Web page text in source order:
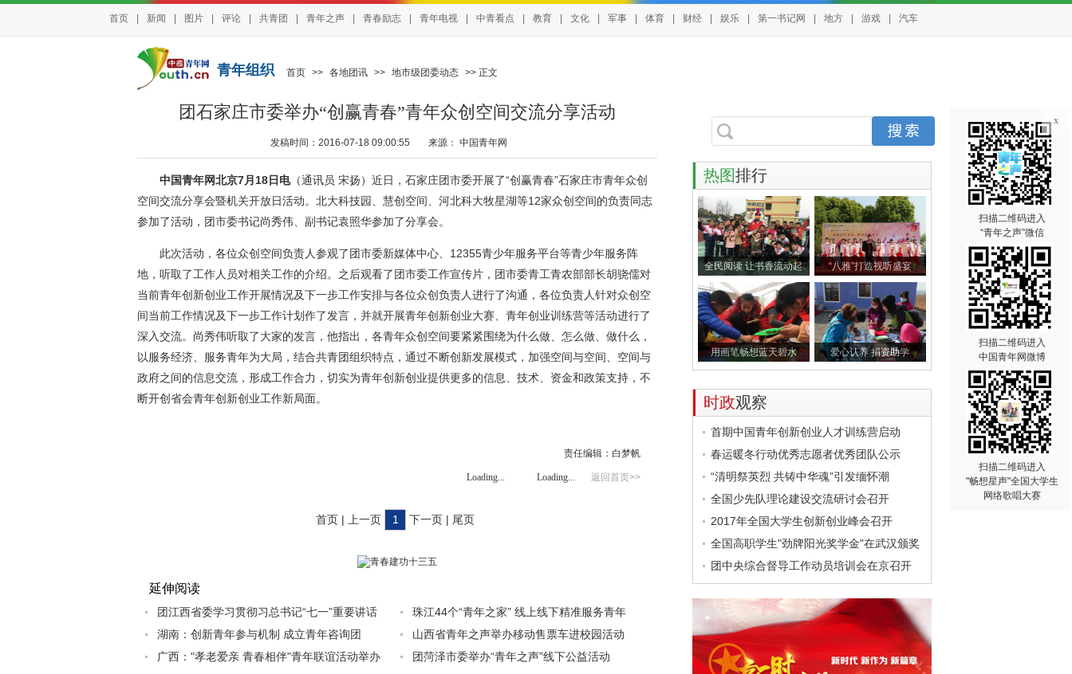
首页 新闻 图片 评论 共青团 青年之声 青春励志 青年电视 中青看点 教育 文化 军事 体育 财经 娱乐 第一书记网 地方 游戏 汽车
青年组织 首页 >> 各地团讯 >> 地市级团委动态 >> 正文
团石家庄市委举办“创赢青春”青年众创空间交流分享活动
发稿时间：2016-07-18 09:00:55 来源： 中国青年网
中国青年网北京7月18日电（通讯员 宋扬）近日，石家庄团市委开展了“创赢青春”石家庄市青年众创
空间交流分享会暨机关开放日活动。北大科技园、慧创空间、河北科大牧星湖等12家众创空间的负责同志
参加了活动，团市委书记尚秀伟、副书记袁照华参加了分享会。
此次活动，各位众创空间负责人参观了团市委新媒体中心、12355青少年服务平台等青少年服务阵
地，听取了工作人员对相关工作的介绍。之后观看了团市委工作宣传片，团市委青工青农部部长胡骁儒对
当前青年创新创业工作开展情况及下一步工作安排与各位众创负责人进行了沟通，各位负责人针对众创空
间当前工作情况及下一步工作计划作了发言，并就开展青年创新创业大赛、青年创业训练营等活动进行了
深入交流。尚秀伟听取了大家的发言，他指出，各青年众创空间要紧紧围绕为什么做、怎么做、做什么，
以服务经济、服务青年为大局，结合共青团组织特点，通过不断创新发展模式，加强空间与空间、空间与
政府之间的信息交流，形成工作合力，切实为青年创新创业提供更多的信息、技术、资金和政策支持，不
断开创省会青年创新创业工作新局面。
责任编辑：白梦帆
返回首页>>
Loading...
Loading...
首页 | 上一页 1 下一页 | 尾页
延伸阅读
团江西省委学习贯彻习总书记“七一”重要讲话
珠江44个“青年之家” 线上线下精准服务青年
湖南：创新青年参与机制 成立青年咨询团
山西省青年之声举办移动售票车进校园活动
广西："孝老爱亲 青春相伴"青年联谊活动举办
团菏泽市委举办“青年之声”线下公益活动
热图排行
全民阅读 让书香流动起 “八雅”打造视听盛宴
用画笔畅想蓝天碧水 爱心认养 捐资助学
时政观察
首期中国青年创新创业人才训练营启动
春运暖冬行动优秀志愿者优秀团队公示
“清明祭英烈 共铸中华魂”引发缅怀潮
全国少先队理论建设交流研讨会召开
2017年全国大学生创新创业峰会召开
全国高职学生"劲牌阳光奖学金"在武汉颁奖
团中央综合督导工作动员培训会在京召开
扫描二维码进入
“青年之声”微信
扫描二维码进入
中国青年网微博
扫描二维码进入
"畅想星声"全国大学生
网络歌唱大赛
x